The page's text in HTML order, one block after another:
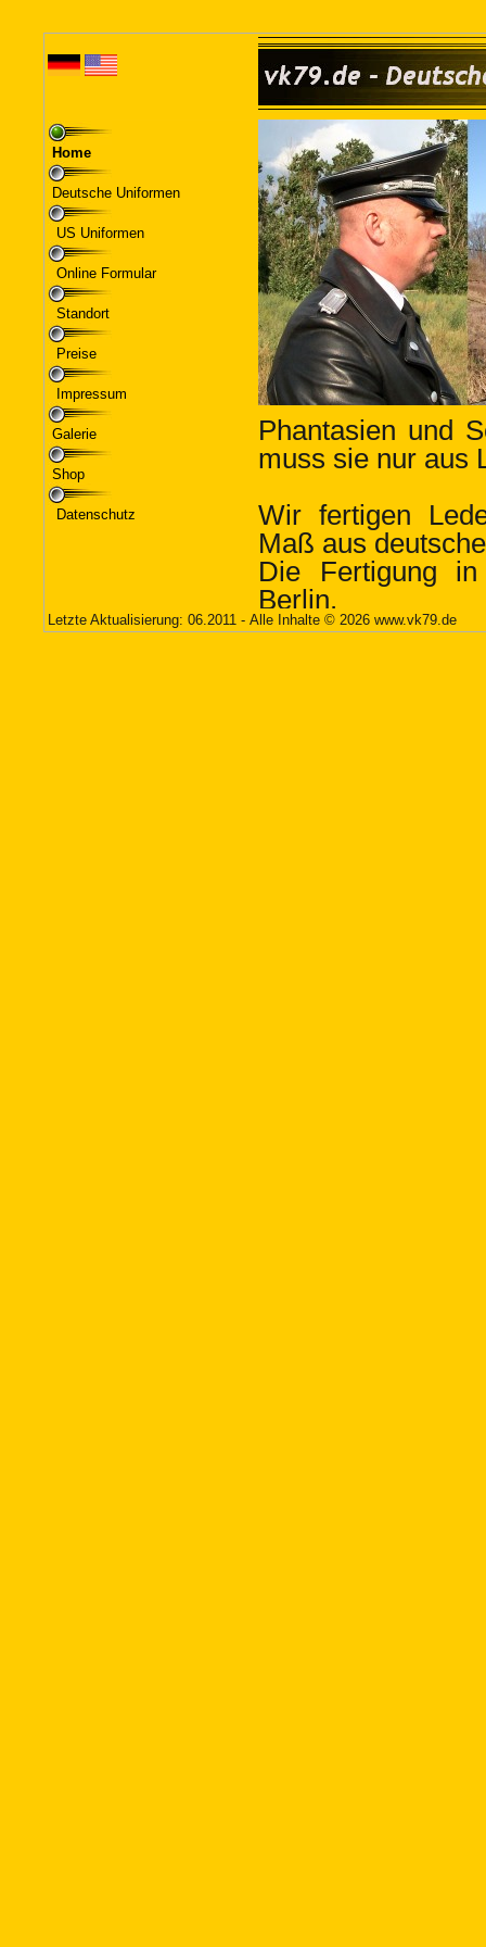
Home
Deutsche Uniformen
US Uniformen
Online Formular
Standort
Preise
Impressum
Galerie
Shop
Datenschutz
Letzte Aktualisierung: 06.2011 - Alle Inhalte © 2026 www.vk79.de